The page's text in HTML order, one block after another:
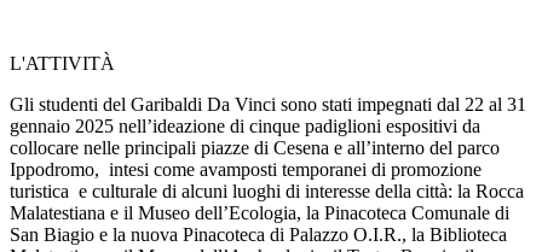
L'ATTIVITÀ
Gli studenti del Garibaldi Da Vinci sono stati impegnati dal 22 al 31
gennaio 2025 nell’ideazione di cinque padiglioni espositivi da
collocare nelle principali piazze di Cesena e all’interno del parco
Ippodromo, intesi come avamposti temporanei di promozione
turistica e culturale di alcuni luoghi di interesse della città: la Rocca
Malatestiana e il Museo dell’Ecologia, la Pinacoteca Comunale di
San Biagio e la nuova Pinacoteca di Palazzo O.I.R., la Biblioteca